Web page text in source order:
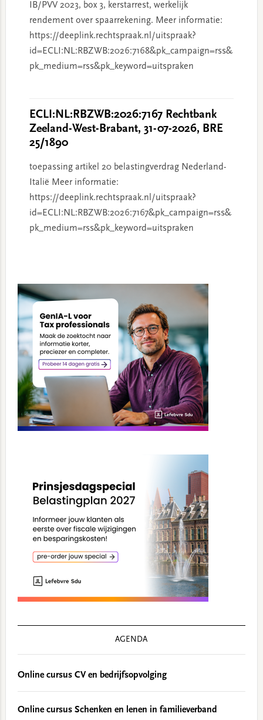
IB/PVV 2023, box 3, kerstarrest, werkelijk
rendement over spaarrekening. Meer informatie:
https://deeplink.rechtspraak.nl/uitspraak?
id=ECLI:NL:RBZWB:2026:7168&pk_campaign=rss&
pk_medium=rss&pk_keyword=uitspraken
ECLI:NL:RBZWB:2026:7167 Rechtbank
Zeeland-West-Brabant, 31-07-2026, BRE
25/1890
toepassing artikel 20 belastingverdrag Nederland-
Italië Meer informatie:
https://deeplink.rechtspraak.nl/uitspraak?
id=ECLI:NL:RBZWB:2026:7167&pk_campaign=rss&
pk_medium=rss&pk_keyword=uitspraken
Sidebar
AGENDA
Online cursus CV en bedrijfsopvolging
Online cursus Schenken en lenen in familieverband